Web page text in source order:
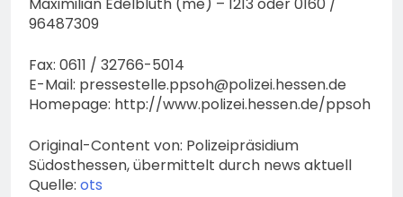
Maximilian Edelbluth (me) – 1213 oder 0160 /
96487309
Fax: 0611 / 32766-5014
E-Mail: pressestelle.ppsoh@polizei.hessen.de
Homepage: http://www.polizei.hessen.de/ppsoh
Original-Content von: Polizeipräsidium
Südosthessen, übermittelt durch news aktuell
Quelle: ots